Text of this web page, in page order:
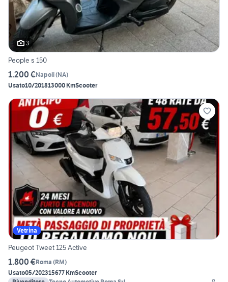
3
People s 150
1.200 €Napoli(NA)
Usato10/201813000 KmScooter
Vetrina
Peugeot Tweet 125 Active
1.800 €Roma (RM)
Usato05/202315677 KmScooter